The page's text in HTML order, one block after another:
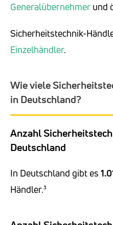
Generalübernehmer und
Sicherheitstechnik-
Einzelhändler.
Wie viele
in Deutschland?
Anzahl
Deutschland
In Deutschland gibt es
Händler.³